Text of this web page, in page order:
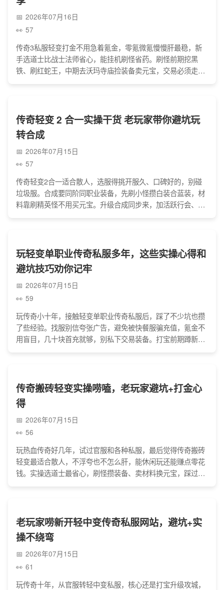
2026年07月16日
57
传奇3私服轻变打金不用急着氪金，零氪微氪慢慢肝最稳，新
手选道士比战士法师省心，能挂机刷怪省药。刷怪前期挖黑
铁、刷红蛇王，中期去沃玛寺庙捡装备卖元宝，交易必须走拍
传奇轻变 2 合一实操干货 老玩家带你避坑玩
转合成
2026年07月15日
57
传奇轻变2合一适合散人，选服得挑开服久、口碑好的，别碰
垃圾服。合成要同阶同职业装备，先刷小怪攒白装合蓝装，材
料靠刷精英怪不用买元宝。升级合成同步来，加活跃行会、选
玩轻变单职业传奇私服多年，这些实操心得和
避坑技巧劝你记牢
2026年07月15日
59
玩传奇小十年，接触轻变单职业传奇私服后，踩了不少坑也攒
了些经验。找服别信夸张广告，避免被快餐服骗充值，氪金不
用盲目，几十块首充就够，别私下交易装备。打宝前期蹲新手
传奇搬砖轻变实操唠嗑，老玩家避坑+打金心
得
2026年07月15日
56
玩热血传奇好几年，试过官服和各种私服，最后觉得传奇搬砖
轻变最适合散人，不浮夸也不怎么肝，能休闲玩还能赚点零花
钱。实操选道士最省心，刷怪攒装备、卖材料换元宝，踩过小
老玩家唠新开轻中变传奇私服网站，避坑+实
操不绕弯
2026年07月15日
61
玩传奇十年，从官服转轻中变私服，核心还是打宝升级攻城，